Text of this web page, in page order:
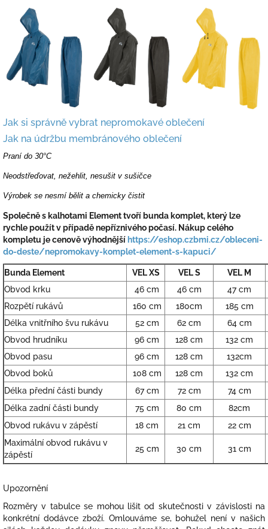
Jak si správně vybrat nepromokavé oblečení
Jak na údržbu membránového oblečení
Praní do 30°C
Neodstřeďovat, nežehlit, nesušit v sušičce
Výrobek se nesmí bělit a chemicky čistit
Společně s kalhotami Element tvoří bunda komplet, který lze
rychle použít v případě nepříznivého počasí. Nákup celého
kompletu je cenově výhodnějšíhttps://eshop.czbmi.cz/obleceni-
do-deste/nepromokavy-komplet-element-s-kapuci/
Bunda Element VEL XS VEL S
VEL M
Obvod krku
46 cm 46 cm
47 cm
Rozpětí rukávů
160 cm 180cm
185 cm
Délka vnitřního švu rukávu
52 cm 62 cm
64 cm
Obvod hrudníku
96 cm 128 cm
132 cm
Obvod pasu
96 cm 128 cm
132cm
Obvod boků
108 cm 128 cm
132 cm
Délka přední části bundy
67 cm 72 cm
74 cm
Délka zadní části bundy
75 cm 80 cm
82cm
Obvod rukávu v zápěstí
18 cm 21 cm
22 cm
Maximální obvod rukávu v
zápěstí
25 cm 30 cm 31 cm
Upozornění
Rozměry v tabulce se mohou lišit od skutečnosti v závislosti na
konkrétní dodávce zboží. Omlouváme se, bohužel není v našich